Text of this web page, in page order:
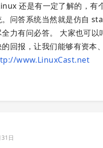
还是有一定了解的，
问答系统当然就是仿自
力有问必答。 大家也可
回报，让我们能够有资
www.LinuxCast.net
日